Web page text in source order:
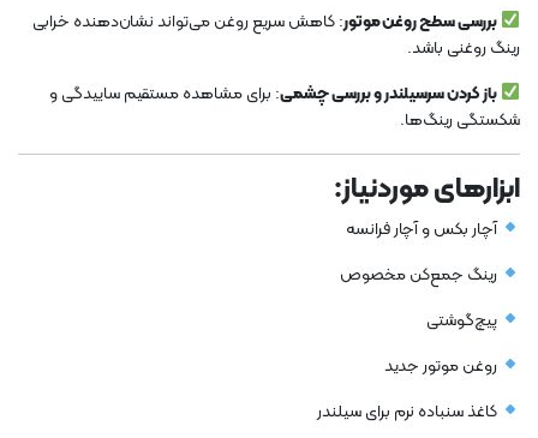
بررسی سطح روغن موتور: کاهش سریع روغن می‌تواند نشان‌دهنده خرابی
رینگ روغنی باشد.
باز کردن سرسیلندر و بررسی چشمی: برای مشاهده مستقیم ساییدگی و
شکستگی رینگ‌ها.
ابزارهای موردنیاز:
آچار بکس و آچار فرانسه
رینگ جمع‌کن مخصوص
پیچ‌گوشتی
روغن موتور جدید
کاغذ سنباده نرم برای سیلندر